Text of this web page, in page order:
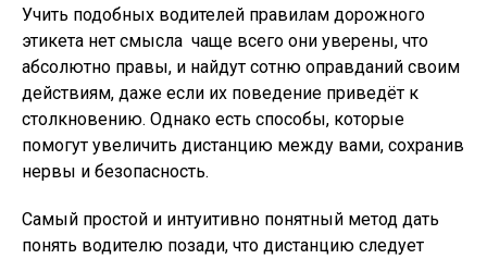
Учить подобных водителей правилам дорожного
этикета нет смысла  чаще всего они уверены, что
абсолютно правы, и найдут сотню оправданий своим
действиям, даже если их поведение приведёт к
столкновению. Однако есть способы, которые
помогут увеличить дистанцию между вами, сохранив
нервы и безопасность.
Самый простой и интуитивно понятный метод дать
понять водителю позади, что дистанцию следует